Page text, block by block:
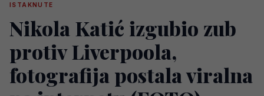
ISTAKNUTE
Nikola Katić izgubio zub
protiv Liverpoola,
fotografija postala viralna